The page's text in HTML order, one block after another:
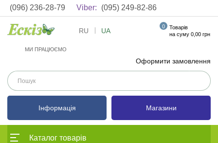
(096) 236-28-79 Viber: (095) 249-82-86
МИ ПРАЦЮЄМО
Оформити замовлення
RU UA Товарів
0
на суму 0,00 грн
Інформація Магазини
Каталог товарів